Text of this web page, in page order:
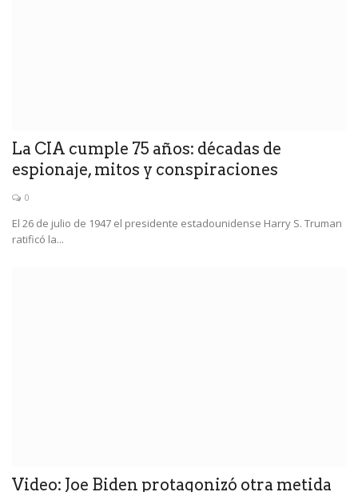
La CIA cumple 75 años: décadas de
espionaje, mitos y conspiraciones
0
El 26 de julio de 1947 el presidente estadounidense Harry S. Truman
ratificó la...
Video: Joe Biden protagonizó otra metida